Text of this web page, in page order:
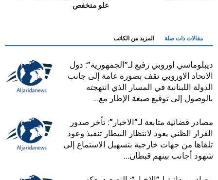
علو منخفص
مقالات ذات صلة المزيد من الكاتب
ديبلوماسي اوروبي رفيع لـ”الجمهورية”: دول
الاتحاد الاوروبي تقف بصورة عامة إلى جانب
الدولة اللبنانية في المسار الذي انتهجته
بالوصول إلى توقيع صيغة الإطار مع...
مصادر قضائية متابعة لـ”الاخبار”: تأخر صدور
القرار الظني يعود لانتظار البيطار تنفيذ وعود
تلقاها من جهات خارجية بتسهيل الاستماع إلى
شهود أجانب بينهم قبطان...